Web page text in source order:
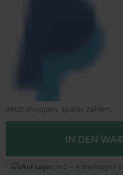
Jetzt shoppen, später zahlen.
IN DEN
Auf Lager , in 2 – 4 Werktagen